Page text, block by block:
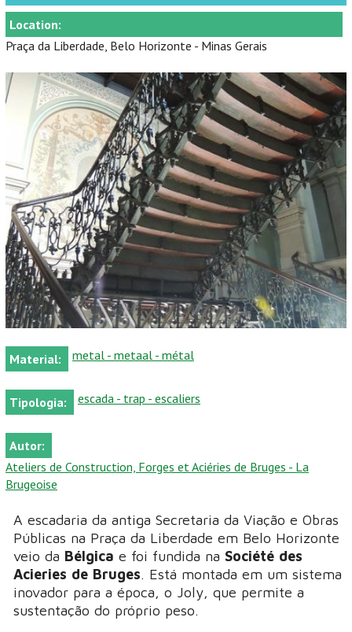
Location:
Praça da Liberdade, Belo Horizonte - Minas Gerais
Material: metal - metaal - métal
Tipologia: escada - trap - escaliers
Autor:
Ateliers de Construction, Forges et Aciéries de Bruges - La
Brugeoise
A escadaria da antiga Secretaria da Viação e Obras
Públicas na Praça da Liberdade em Belo Horizonte
veio da Bélgica e foi fundida na Société des
Acieries de Bruges. Está montada em um sistema
inovador para a época, o Joly, que permite a
sustentação do próprio peso.